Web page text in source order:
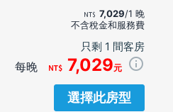
7,029/1 晚
不含稅金和服務費
只剩 1 間客房
每晚 7,029元
選擇此房型